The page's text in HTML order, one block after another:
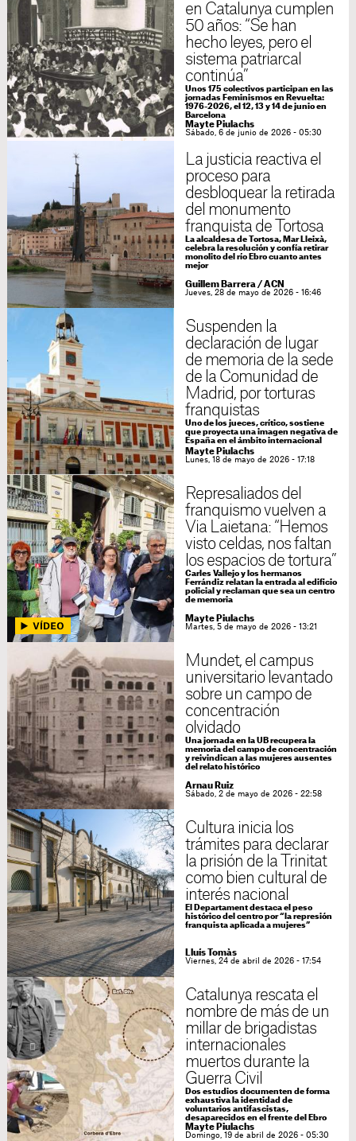
en Catalunya cumplen
50 años: “Se han
hecho leyes, pero el
sistema patriarcal
continúa”
Unos 175 colectivos participan en las
jornadas Feminismos en Revuelta:
1976-2026, el 12, 13 y 14 de junio en
Barcelona
Mayte Piulachs
Sábado, 6 de junio de 2026 - 05:30
La justicia reactiva el
proceso para
desbloquear la retirada
del monumento
franquista de Tortosa
La alcaldesa de Tortosa, Mar Lleixà,
celebra la resolución y confía retirar
monolito del río Ebro cuanto antes
mejor
Guillem Barrera/ACN
Jueves, 28 de mayo de 2026 - 16:46
Suspenden la
declaración de lugar
de memoria de la sede
de la Comunidad de
Madrid, por torturas
franquistas
Uno de los jueces, crítico, sostiene
que proyecta una imagen negativa de
España en el ámbito internacional
Mayte Piulachs
Lunes, 18 de mayo de 2026 - 17:18
Represaliados del
franquismo vuelven a
Via Laietana: “Hemos
visto celdas, nos faltan
los espacios de tortura”
Carles Vallejo y los hermanos
Ferrándiz relatan la entrada al edificio
policial y reclaman que sea un centro
de memoria
Mayte Piulachs
Martes, 5 de mayo de 2026 - 13:21
Mundet, el campus
universitario levantado
sobre un campo de
concentración
olvidado
Una jornada en la UB recupera la
memoria del campo de concentración
y reivindican a las mujeres ausentes
del relato histórico
Arnau Ruiz
Sábado, 2 de mayo de 2026 - 22:58
Cultura inicia los
trámites para declarar
la prisión de la Trinitat
como bien cultural de
interés nacional
El Departament destaca el peso
histórico del centro por “la represión
franquista aplicada a mujeres”
Lluís Tomàs
Viernes, 24 de abril de 2026 - 17:54
Catalunya rescata el
nombre de más de un
millar de brigadistas
internacionales
muertos durante la
Guerra Civil
Dos estudios documenten de forma
exhaustiva la identidad de
voluntarios antifascistas,
desaparecidos en el frente del Ebro
Mayte Piulachs
Domingo, 19 de abril de 2026 - 05:30